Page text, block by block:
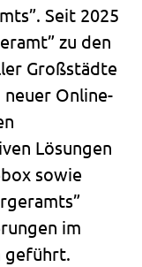
Seit 2025
zu den
Großstädte
neuer Online-
Lösungen
sowie
im
geführt.